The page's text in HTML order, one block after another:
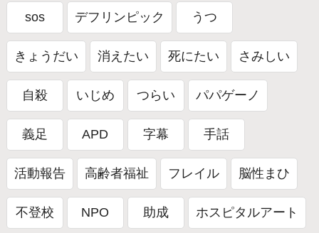
sos デフリンピック うつ
きょうだい 消えたい 死にたい さみしい
自殺 いじめ つらい パパゲーノ
義足 APD 字幕 手話
活動報告 高齢者福祉 フレイル 脳性まひ
不登校 NPO 助成 ホスピタルアート